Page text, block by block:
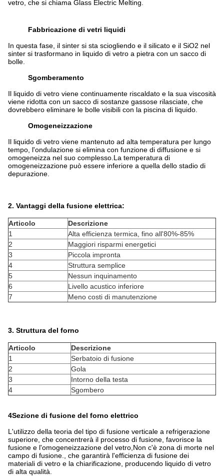
vetro, che si chiama Glass Electric Melting.
Fabbricazione di vetri liquidi
In questa fase, il sinter si sta sciogliendo e il silicato e il SiO2 nel
sinter si trasformano in liquido di vetro a pietra con un sacco di
bolle.
Sgomberamento
Il liquido di vetro viene continuamente riscaldato e la sua viscosità
viene ridotta con un sacco di sostanze gassose rilasciate, che
dovrebbero eliminare le bolle visibili con la piscina di liquido.
Omogeneizzazione
Il liquido di vetro viene mantenuto ad alta temperatura per lungo
tempo, l'ondulazione si elimina con funzione di diffusione e si
omogeneizza nel suo complesso.La temperatura di
omogeneizzazione può essere inferiore a quella dello stadio di
depurazione.
2. Vantaggi della fusione elettrica:
Articolo
Descrizione
1
Alta efficienza termica, fino all'80%-85%
2
Maggiori risparmi energetici
3
Piccola impronta
4
Struttura semplice
5
Nessun inquinamento
6
Livello acustico inferiore
7
Meno costi di manutenzione
3. Struttura del forno
Articolo
Descrizione
1
Serbatoio di fusione
2
Gola
3
Intorno della testa
4
Sgombero
4Sezione di fusione del forno elettrico
L'utilizzo della teoria del tipo di fusione verticale a refrigerazione
superiore, che concentrerà il processo di fusione, favorisce la
fusione e l'omogeneizzazione del vetro,Non c'è zona di morte nel
campo di fusione., che garantirà l'efficienza di fusione dei
materiali di vetro e la chiarificazione, producendo liquido di vetro
di alta qualità.